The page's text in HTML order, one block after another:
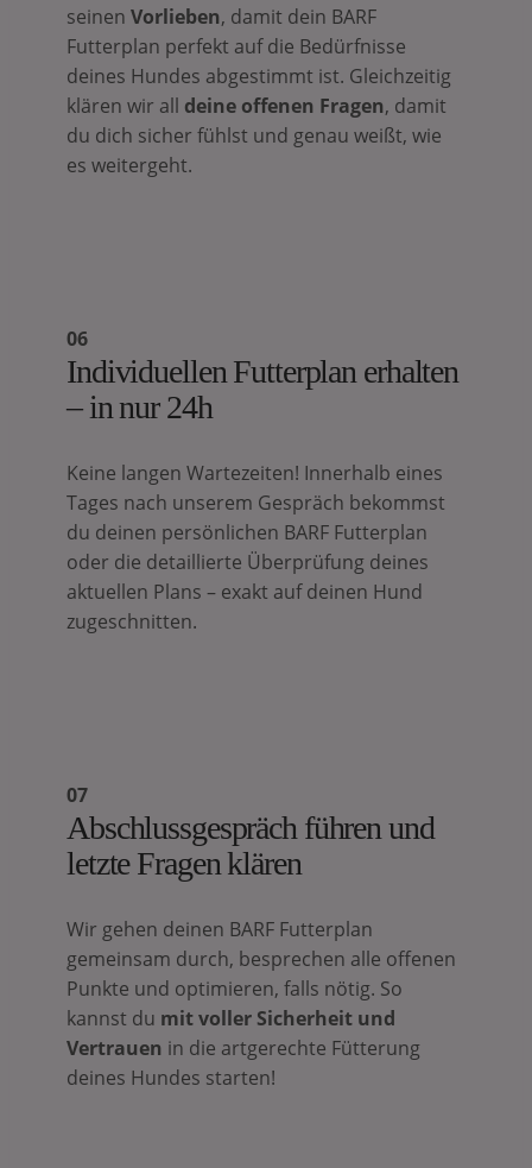
seinen Vorlieben, damit dein BARF
Futterplan perfekt auf die Bedürfnisse
deines Hundes abgestimmt ist. Gleichzeitig
klären wir all deine offenen Fragen, damit
du dich sicher fühlst und genau weißt, wie
es weitergeht.
06
Individuellen Futterplan erhalten
– in nur 24h
Keine langen Wartezeiten! Innerhalb eines
Tages nach unserem Gespräch bekommst
du deinen persönlichen BARF Futterplan
oder die detaillierte Überprüfung deines
aktuellen Plans – exakt auf deinen Hund
zugeschnitten.
07
Abschlussgespräch führen und
letzte Fragen klären
Wir gehen deinen BARF Futterplan
gemeinsam durch, besprechen alle offenen
Punkte und optimieren, falls nötig. So
kannst du mit voller Sicherheit und
Vertrauen in die artgerechte Fütterung
deines Hundes starten!